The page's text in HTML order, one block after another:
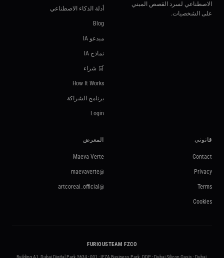
الاصطناعي لسرد القصص المبني
على الشخصيات.
أدلة الذكاء الاصطناعي
Blog
مبدعو IA
نماذج IA
🛒 شراء
How It Works
برنامج الشراكة
Login
قانوني
Contact
Privacy
Terms
Cookies
المعرض
Maeva Verte
@maevaverte
@artcoreai_official
FURIOUSTEAM FZCO
Building A1, Dubai Digital Park 5634 - 001 · IFZA Business Park, DDP - Dubai Silicon Oasis · Dubai,